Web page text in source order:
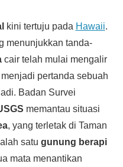
kini tertuju pada Hawaii.
menunjukkan tanda-
cair telah mulai mengalir
pertanda sebuah
Badan Survei
memantau situasi
, yang terletak di Taman
satu gunung berapi
mata menantikan